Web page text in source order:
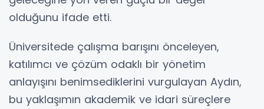
olduğunu ifade etti.
Üniversitede çalışma barışını önceleyen,
katılımcı ve çözüm odaklı bir yönetim
anlayışını benimsediklerini vurgulayan Aydın,
bu yaklaşımın akademik ve idari süreçlere